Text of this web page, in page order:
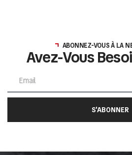
ABONNEZ-VOUS À LA
Avez-Vous
S'ABONNER